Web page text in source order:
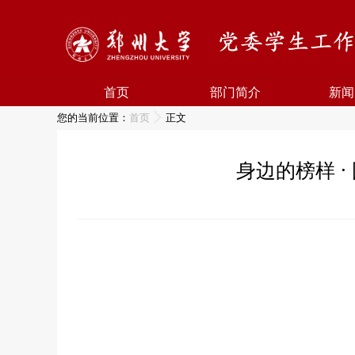
首页 部门简介 新
您的当前位置： 首页 正文
身边的榜样